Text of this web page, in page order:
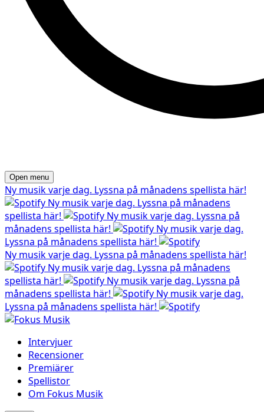
Open menu
Ny musik varje dag. Lyssna på månadens spellista här!
Ny musik varje dag. Lyssna på månadens
spellista här!
Ny musik varje dag. Lyssna på
månadens spellista här!
Ny musik varje dag.
Lyssna på månadens spellista här!
Ny musik varje dag. Lyssna på månadens spellista här!
Ny musik varje dag. Lyssna på månadens
spellista här!
Ny musik varje dag. Lyssna på
månadens spellista här!
Ny musik varje dag.
Lyssna på månadens spellista här!
Intervjuer
Recensioner
Premiärer
Spellistor
Om Fokus Musik